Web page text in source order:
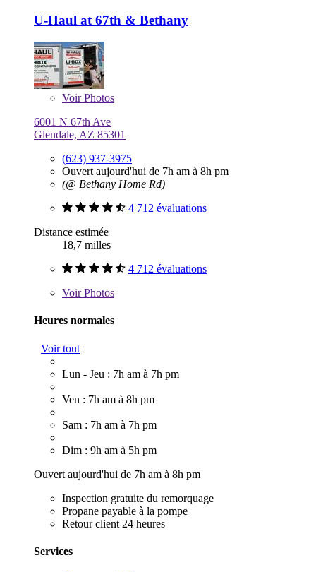
U-Haul at 67th & Bethany
VoirPhotos
6001 N 67th Ave
Glendale, AZ 85301
(623) 937-3975
Ouvert aujourd'hui de 7h am à 8h pm
(@ Bethany Home Rd)
4 712 évaluations
Distance estimée
18,7 milles
4 712 évaluations
VoirPhotos
Heures normales
Voir tout
Lun - Jeu : 7h am à 7h pm
Ven : 7h am à 8h pm
Sam : 7h am à 7h pm
Dim : 9h am à 5h pm
Ouvert aujourd'hui de 7h am à 8h pm
Inspection gratuite du remorquage
Propane payable à la pompe
Retour client 24 heures
Services